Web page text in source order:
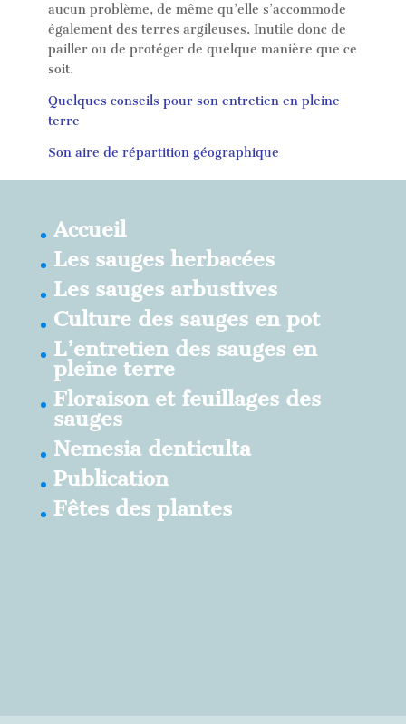
aucun problème, de même qu’elle s’accommode
également des terres argileuses. Inutile donc de
pailler ou de protéger de quelque manière que ce
soit.
Quelques conseils pour son entretien en pleine
terre
Son aire de répartition géographique
Accueil
Les sauges herbacées
Les sauges arbustives
Culture des sauges en pot
L’entretien des sauges en
pleine terre
Floraison et feuillages des
sauges
Nemesia denticulta
Publication
Fêtes des plantes